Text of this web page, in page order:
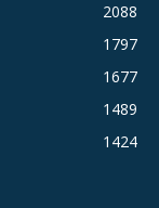
2088
1797
1677
1489
1424